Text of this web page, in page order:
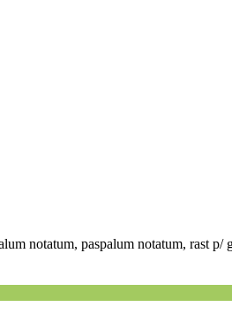
notatum, paspalum notatum, rast p/